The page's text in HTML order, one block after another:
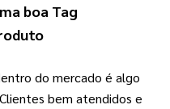
boa Tag
do mercado é algo
bem atendidos e